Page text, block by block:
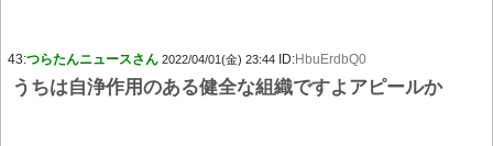
43:つらたんニュースさん 2022/04/01(金) 23:44 ID:HbuErdbQ0
うちは自浄作用のある健全な組織ですよアピールか